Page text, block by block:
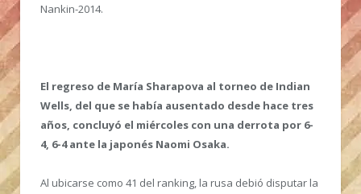
Nankin-2014.
El regreso de María Sharapova al torneo de Indian
Wells, del que se había ausentado desde hace tres
años, concluyó el miércoles con una derrota por 6-
4, 6-4 ante la japonés Naomi Osaka.
Al ubicarse como 41 del ranking, la rusa debió disputar la